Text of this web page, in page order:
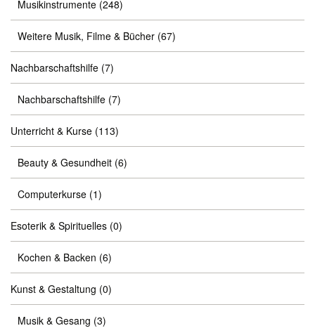
Musikinstrumente (248)
Weitere Musik, Filme & Bücher (67)
Nachbarschaftshilfe (7)
Nachbarschaftshilfe (7)
Unterricht & Kurse (113)
Beauty & Gesundheit (6)
Computerkurse (1)
Esoterik & Spirituelles (0)
Kochen & Backen (6)
Kunst & Gestaltung (0)
Musik & Gesang (3)